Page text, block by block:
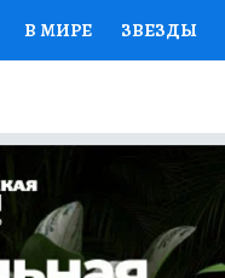
В МИРЕ ЗВЕЗДЫ
ЖЕНСКИЕ
ДЕФИЦИТ
РАБОТА У НАС ГИД